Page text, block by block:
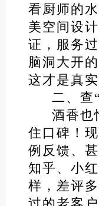
看厨师的
美空间设
证，服务
脑洞大开
这才是真实
二、查“
酒香也
住口碑！
例反馈、
知乎、小
样，差评